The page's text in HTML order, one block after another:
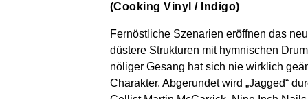
(Cooking Vinyl / Indigo)
Fernöstliche Szenarien eröffnen das
düstere Strukturen mit hymnischen
nöliger Gesang hat sich nie wirklich
Charakter. Abgerundet wird „Jagged“